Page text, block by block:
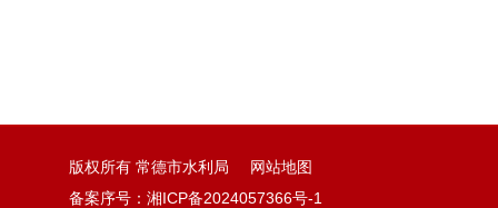
版权所有 常德市水利局
网站地图
备案序号：湘ICP备2024057366号-1